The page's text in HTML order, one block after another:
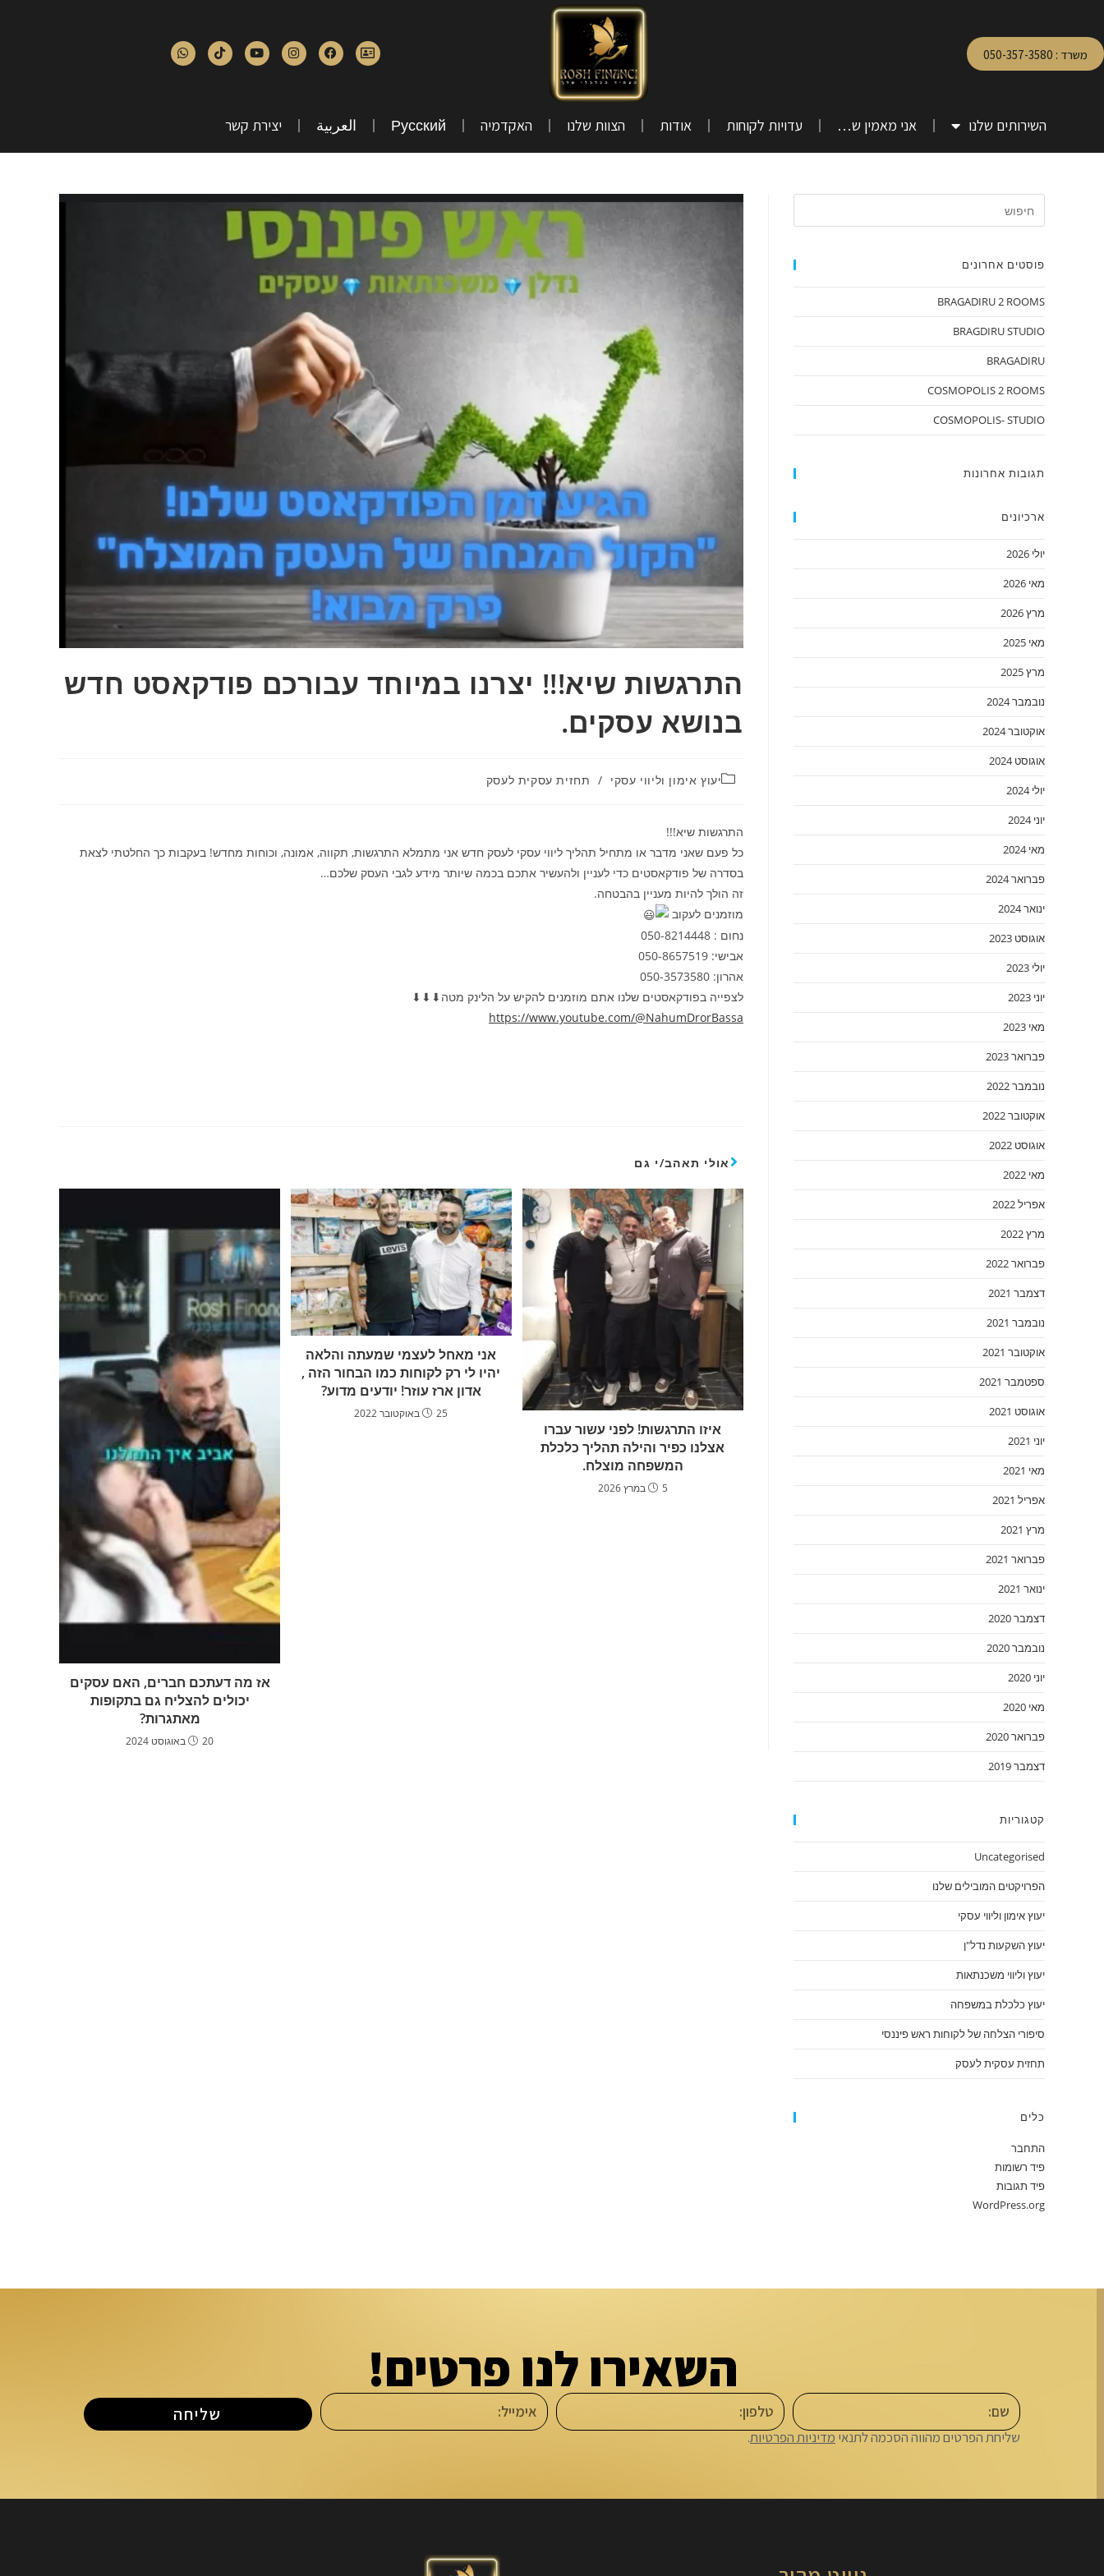
משרד : 050-357-3580
השירותים שלנו אני מאמין ש… עדויות לקוחות אודות הצוות שלנו האקדמיה Русский العربية יצירת קשר
התרגשות שיא!!! יצרנו במיוחד עבורכם פודקאסט חדש
בנושא עסקים.
יעוץ אימון וליווי עסקי / תחזית עסקית לעסק
התרגשות שיא!!!
כל פעם שאני מדבר או מתחיל תהליך ליווי עסקי לעסק חדש אני מתמלא התרגשות, תקווה, אמונה, וכוחות מחדש! בעקבות כך החלטתי לצאת
בסדרה של פודקאסטים כדי לעניין ולהעשיר אתכם בכמה שיותר מידע לגבי העסק שלכם…
זה הולך להיות מעניין בהבטחה.
מוזמנים לעקוב
נחום : 050-8214448
אבישי: 050-8657519
אהרון: 050-3573580
לצפייה בפודקאסטים שלנו אתם מוזמנים להקיש על הלינק מטה⬇⬇⬇
https://www.youtube.com/@NahumDrorBassa
אולי תאהב/י גם
אז מה דעתכם חברים, האם עסקים
יכולים להצליח גם בתקופות
מאתגרות?
20 באוגוסט 2024
אני מאחל לעצמי שמעתה והלאה
יהיו לי רק לקוחות כמו הבחור הזה ,
אדון ארז עוזר! יודעים מדוע?
25 באוקטובר 2022
איזו התרגשות! לפני עשור עברו
אצלנו כפיר והילה תהליך כלכלת
המשפחה מוצלח.
5 במרץ 2026
פוסטים אחרונים
BRAGADIRU 2 ROOMS
BRAGDIRU STUDIO
BRAGADIRU
COSMOPOLIS 2 ROOMS
COSMOPOLIS- STUDIO
תגובות אחרונות
ארכיונים
יולי 2026
מאי 2026
מרץ 2026
מאי 2025
מרץ 2025
נובמבר 2024
אוקטובר 2024
אוגוסט 2024
יולי 2024
יוני 2024
מאי 2024
פברואר 2024
ינואר 2024
אוגוסט 2023
יולי 2023
יוני 2023
מאי 2023
פברואר 2023
נובמבר 2022
אוקטובר 2022
אוגוסט 2022
מאי 2022
אפריל 2022
מרץ 2022
פברואר 2022
דצמבר 2021
נובמבר 2021
אוקטובר 2021
ספטמבר 2021
אוגוסט 2021
יוני 2021
מאי 2021
אפריל 2021
מרץ 2021
פברואר 2021
ינואר 2021
דצמבר 2020
נובמבר 2020
יוני 2020
מאי 2020
פברואר 2020
דצמבר 2019
קטגוריות
Uncategorised
הפרויקטים המובילים שלנו
יעוץ אימון וליווי עסקי
יעוץ השקעות נדל"ן
יעוץ וליווי משכנתאות
יעוץ כלכלת במשפחה
סיפורי הצלחה של לקוחות ראש פיננסי
תחזית עסקית לעסק
כלים
התחבר
פיד רשומות
פיד תגובות
WordPress.org
השאירו לנו פרטים!
שליחה
שליחת הפרטים מהווה הסכמה לתנאי מדיניות הפרטיות.